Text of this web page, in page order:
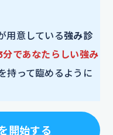
用意している強み診
分であなたらしい強み
持って臨めるように
開始する